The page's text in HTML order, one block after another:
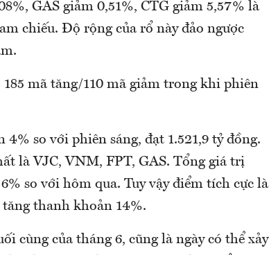
GAS giảm 0,51%, CTG giảm 5,57% là
chiếu. Độ rộng của rổ này đảo ngược
mã tăng/110 mã giảm trong khi phiên
so với phiên sáng, đạt 1.521,9 tỷ đồng.
là VJC, VNM, FPT, GAS. Tổng giá trị
so với hôm qua. Tuy vậy điểm tích cực là
thanh khoản 14%.
cùng của tháng 6, cũng là ngày có thể xảy